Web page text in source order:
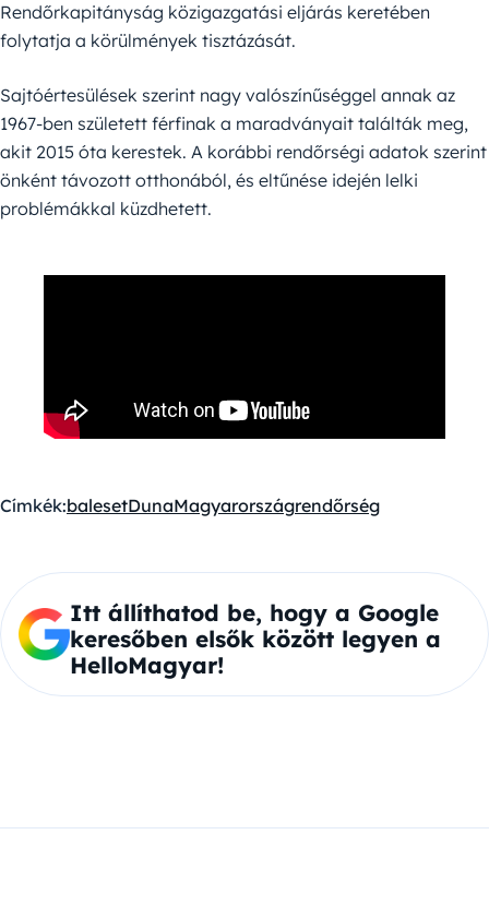
Rendőrkapitányság közigazgatási eljárás keretében
folytatja a körülmények tisztázását.
Sajtóértesülések szerint nagy valószínűséggel annak az
1967-ben született férfinak a maradványait találták meg,
akit 2015 óta kerestek. A korábbi rendőrségi adatok szerint
önként távozott otthonából, és eltűnése idején lelki
problémákkal küzdhetett.
Címkék:balesetDunaMagyarországrendőrség
Itt állíthatod be, hogy a Google
keresőben elsők között legyen a
HelloMagyar!